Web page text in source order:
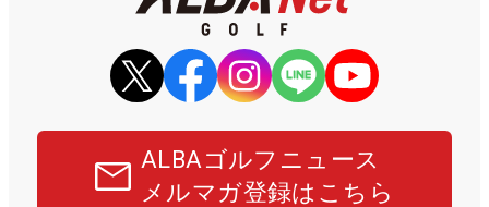
ALBAゴルフニュース
メルマガ登録はこちら